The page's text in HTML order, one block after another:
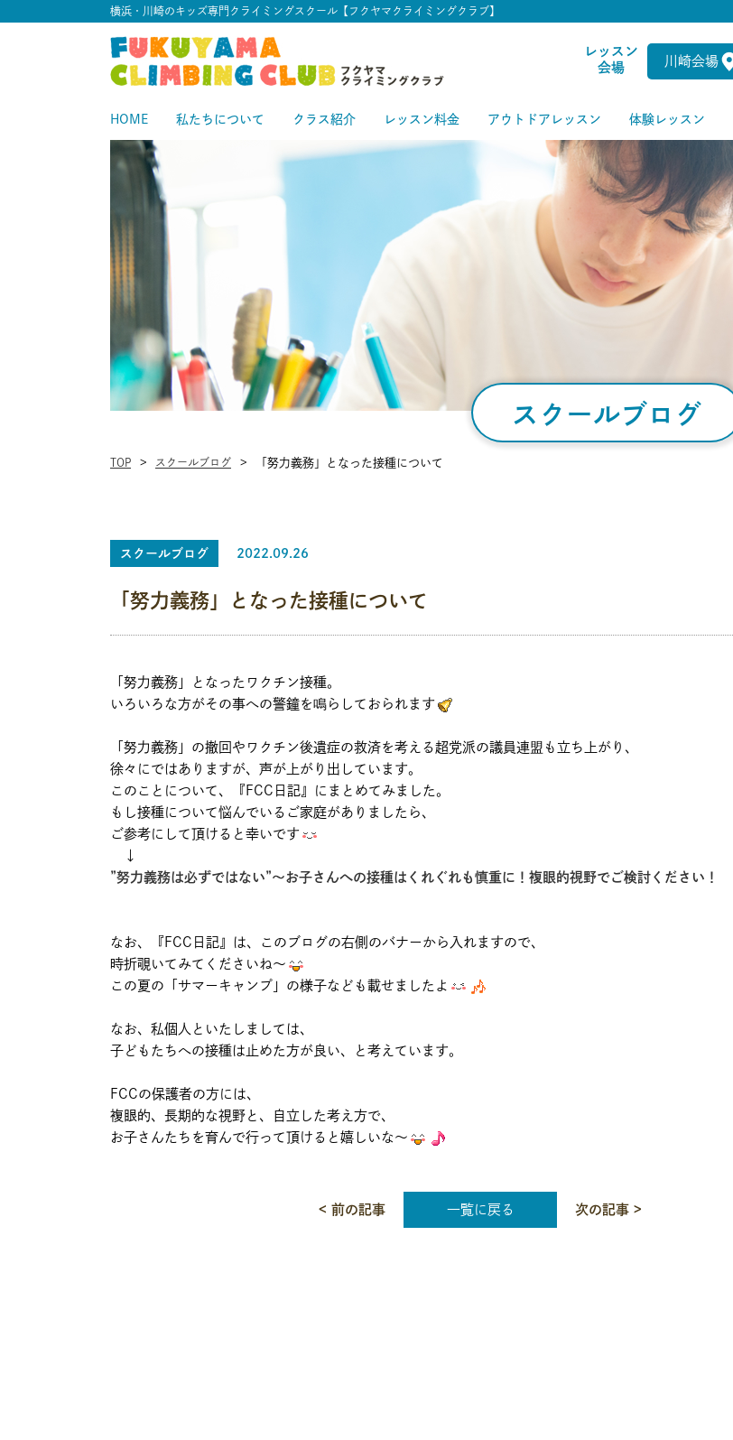
横浜・川崎のキッズ専門クライミングスクール【フクヤマクライミングクラブ】
レッスン
会場
川崎会場
HOME 私たちについて クラス紹介 レッスン料金 アウトドアレッスン 体験レッスン
スクールブログ
TOP スクールブログ 「努力義務」となった接種について
スクールブログ 2022.09.26
「努力義務」となった接種について
「努力義務」となったワクチン接種。
いろいろな方がその事への警鐘を鳴らしておられます
「努力義務」の撤回やワクチン後遺症の救済を考える超党派の議員連盟も立ち上がり、
徐々にではありますが、声が上がり出しています。
このことについて、『FCC日記』にまとめてみました。
もし接種について悩んでいるご家庭がありましたら、
ご参考にして頂けると幸いです
↓
”努力義務は必ずではない”～お子さんへの接種はくれぐれも慎重に！複眼的視野でご検討ください！
なお、『FCC日記』は、このブログの右側のバナーから入れますので、
時折覗いてみてくださいね～
この夏の「サマーキャンプ」の様子なども載せましたよ
なお、私個人といたしましては、
子どもたちへの接種は止めた方が良い、と考えています。
FCCの保護者の方には、
複眼的、長期的な視野と、自立した考え方で、
お子さんたちを育んで行って頂けると嬉しいな～
< 前の記事 一覧に戻る 次の記事 >